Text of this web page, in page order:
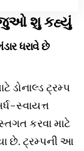
જુઓ શુ કહ્યું
ધરાવે છે
ડોનાલ્ડ ટ્રમ્પ
સ્વાયત્ત
કરવા માટે
છે. ટ્રમ્પની આ